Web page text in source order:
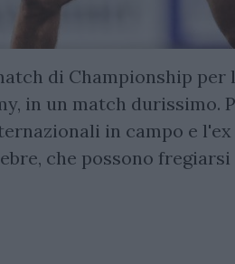
di Championship per
in un match durissimo.
in campo e
che possono